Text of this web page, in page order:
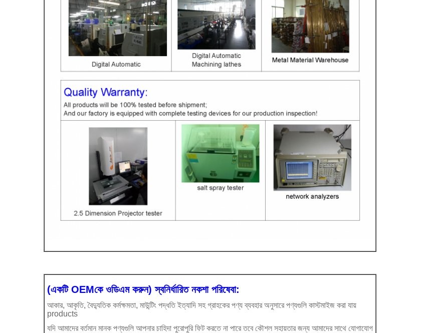
(একটি OEMকে ওডিএম করুন) স্বনির্ধারিত নকশা পরিষেবা:
আকার, আকৃতি, বৈদ্যুতিক কর্মক্ষমতা, মাউন্টিং পদ্ধতি ইত্যাদি সহ গ্রাহকের পণ্য ব্যবহার অনুসারে পণ্যগুলি কাস্টমাইজ করা যায়
products
যদি আমাদের বর্তমান মানক পণ্যগুলি আপনার চাহিদা পুরোপুরি ফিট করতে না পারে তবে কৌশল সহায়তার জন্য আমাদের সাথে যোগাযোগ